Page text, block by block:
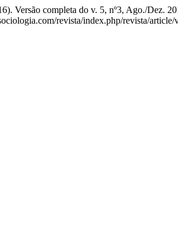
Versão completa do v. 5, nº3, Ago./Dez.
revista/index.php/revista/